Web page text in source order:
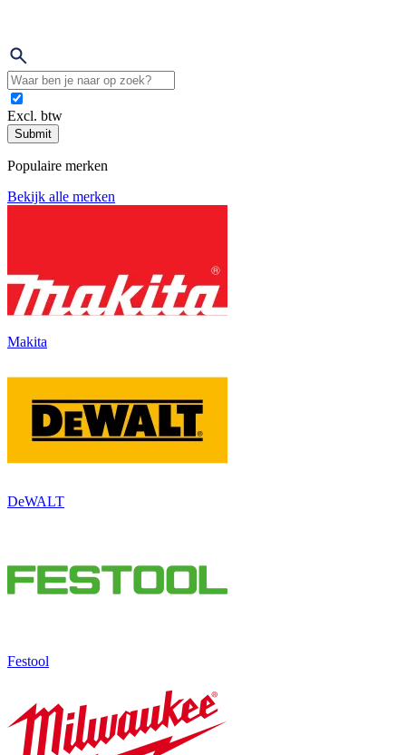
Excl. btw
Submit
Populaire merken
Bekijk alle merken
Makita
DeWALT
Festool